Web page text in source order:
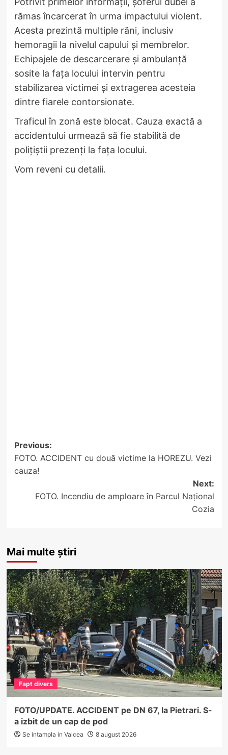
rămas încarcerat în urma impactului violent.
Acesta prezintă multiple răni, inclusiv
hemoragii la nivelul capului și membrelor.
Echipajele de descarcerare și ambulanță
sosite la fața locului intervin pentru
stabilizarea victimei și extragerea acesteia
dintre fiarele contorsionate.
Traficul în zonă este blocat. Cauza exactă a
accidentului urmează să fie stabilită de
polițiștii prezenți la fața locului.
Vom reveni cu detalii.
Post
navigation
Previous:
FOTO. ACCIDENT cu două victime la HOREZU. Vezi
cauza!
Next:
FOTO. Incendiu de amploare în Parcul Național
Cozia
Mai multe știri
Fapt divers
FOTO/UPDATE. ACCIDENT pe DN 67, la Pietrari. S-
a izbit de un cap de pod
Se intampla in Valcea 8 august 2026